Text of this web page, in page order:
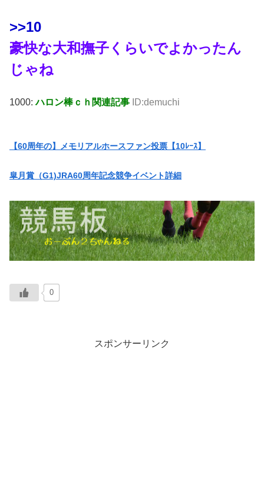
>>10
豪快な大和撫子くらいでよかったん
じゃね
1000:ハロン棒ｃｈ関連記事 ID:demuchi
【60周年の】メモリアルホースファン投票【10ﾚｰｽ】
皐月賞（G1)JRA60周年記念競争イベント詳細
0
スポンサーリンク